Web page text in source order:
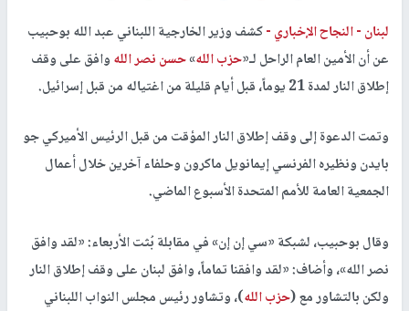
لبنان -النجاح الإخباري -كشف وزير الخارجية اللبناني عبد الله بوحبيب
عن أن الأمين العام الراحل لـ«حزب الله»حسن نصر اللهوافق على وقف
إطلاق النار لمدة 21 يوماً، قبل أيام قليلة من اغتياله من قبل إسرائيل.
وتمت الدعوة إلى وقف إطلاق النار المؤقت من قبل الرئيس الأميركي جو
بايدن ونظيره الفرنسي إيمانويل ماكرون وحلفاء آخرين خلال أعمال
الجمعية العامة للأمم المتحدة الأسبوع الماضي.
وقال بوحبيب، لشبكة «سي إن إن» في مقابلة بُثت الأربعاء: «لقد وافق
نصر الله»، وأضاف: «لقد وافقنا تماماً، وافق لبنان على وقف إطلاق النار
ولكن بالتشاور مع (حزب الله)، وتشاور رئيس مجلس النواب اللبناني